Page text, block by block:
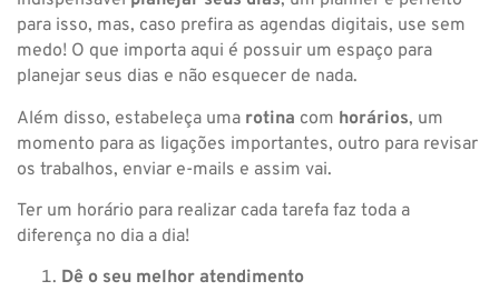
para isso, mas, caso prefira as agendas digitais, use sem
medo! O que importa aqui é possuir um espaço para
planejar seus dias e não esquecer de nada.
Além disso, estabeleça uma rotina com horários, um
momento para as ligações importantes, outro para revisar
os trabalhos, enviar e-mails e assim vai.
Ter um horário para realizar cada tarefa faz toda a
diferença no dia a dia!
Dê o seu melhor atendimento